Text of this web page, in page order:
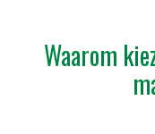
Waarom